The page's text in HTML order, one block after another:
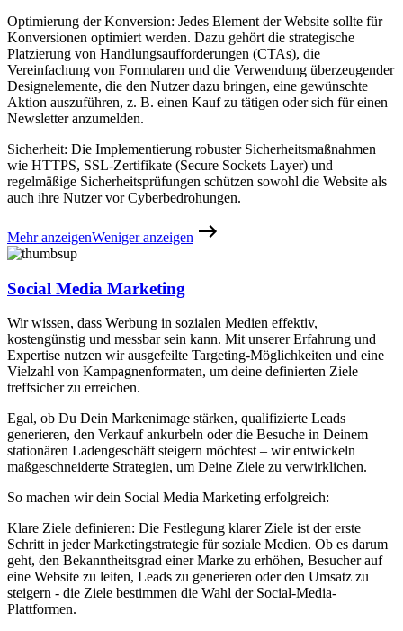
Optimierung der Konversion: Jedes Element der Website sollte für
Konversionen optimiert werden. Dazu gehört die strategische
Platzierung von Handlungsaufforderungen (CTAs), die
Vereinfachung von Formularen und die Verwendung überzeugender
Designelemente, die den Nutzer dazu bringen, eine gewünschte
Aktion auszuführen, z. B. einen Kauf zu tätigen oder sich für einen
Newsletter anzumelden.
Sicherheit: Die Implementierung robuster Sicherheitsmaßnahmen
wie HTTPS, SSL-Zertifikate (Secure Sockets Layer) und
regelmäßige Sicherheitsprüfungen schützen sowohl die Website als
auch ihre Nutzer vor Cyberbedrohungen.
Mehr anzeigenWeniger anzeigen
Social Media Marketing
Wir wissen, dass Werbung in sozialen Medien effektiv,
kostengünstig und messbar sein kann. Mit unserer Erfahrung und
Expertise nutzen wir ausgefeilte Targeting-Möglichkeiten und eine
Vielzahl von Kampagnenformaten, um deine definierten Ziele
treffsicher zu erreichen.
Egal, ob Du Dein Markenimage stärken, qualifizierte Leads
generieren, den Verkauf ankurbeln oder die Besuche in Deinem
stationären Ladengeschäft steigern möchtest – wir entwickeln
maßgeschneiderte Strategien, um Deine Ziele zu verwirklichen.
So machen wir dein Social Media Marketing erfolgreich:
Klare Ziele definieren: Die Festlegung klarer Ziele ist der erste
Schritt in jeder Marketingstrategie für soziale Medien. Ob es darum
geht, den Bekanntheitsgrad einer Marke zu erhöhen, Besucher auf
eine Website zu leiten, Leads zu generieren oder den Umsatz zu
steigern - die Ziele bestimmen die Wahl der Social-Media-
Plattformen.